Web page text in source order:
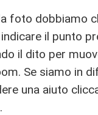
foto dobbiamo
indicare il punto
il dito per
Se siamo in
una aiuto